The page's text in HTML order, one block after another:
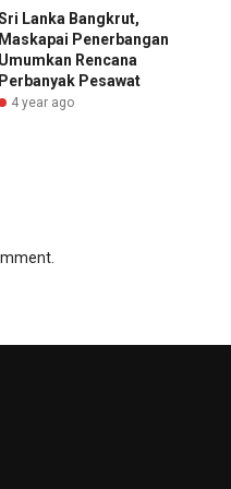
Lanka Bangkrut,
Maskapai Penerbangan
Umumkan Rencana
Perbanyak Pesawat
4 year ago